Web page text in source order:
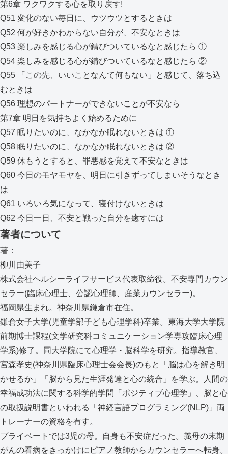
第6章 ワクワクする心を取り戻す!
Q51 変化のない毎日に、ウツウツとするときは
Q52 何が好きかわからない自分が、不安なときは
Q53 楽しみを感じる心が錆びついているなと感じたら ①
Q54 楽しみを感じる心が錆びついているなと感じたら ②
Q55 「この先、いいことなんて何もない」と感じて、落ち込
むときは
Q56 理想のパートナーができないことが不安なら
第7章 明日を気持ちよく始めるために
Q57 眠りたいのに、なかなか眠れないときは ①
Q58 眠りたいのに、なかなか眠れないときは ②
Q59 休もうとすると、罪悪感を覚えて不安なときは
Q60 今日のモヤモヤを、明日に引きずってしまいそうなとき
は
Q61 いろいろ気になって、寝付けないときは
Q62 今日一日、不安と戦った自分を癒すには
著者について
著：
柳川由美子
株式会社ヘルシーライフサービス代表取締役。不安専門カウン
セラー(臨床心理士、公認心理師、産業カウンセラー)。
福岡県生まれ。神奈川県鎌倉市在住。
鎌倉女子大学(児童学部子ども心理学科)卒業。東海大学大学院
前期博士課程(文学研究科コミュニケーション学専攻臨床心理
学系)修了。同大学院にて心理学・脳科学を研究。指導教官、
宮森孝史(神奈川県臨床心理士会会長)のもと「脳は心を解き明
かせるか」「脳から見た生涯発達と心の統合」を学ぶ。人間の
幸福成功法に関する科学的学問「ポジティブ心理学」、脳と心
の取扱説明書といわれる「神経言語プログラミング(NLP)」両
トレーナーの資格を有す。
プライベートでは3児の母。自身も不安症だった。義母の末期
がんの看病をきっかけにピアノ教師からカウンセラーへ転身。